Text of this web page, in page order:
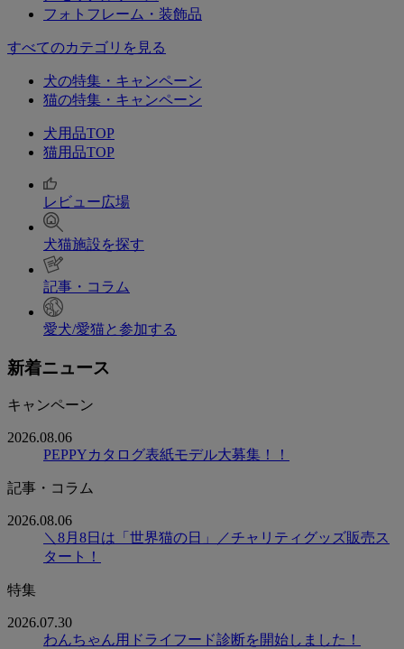
フォトフレーム・装飾品
すべてのカテゴリを見る
犬の特集・キャンペーン
猫の特集・キャンペーン
犬用品TOP
猫用品TOP
レビュー広場
犬猫施設を探す
記事・コラム
愛犬/愛猫と参加する
新着ニュース
キャンペーン
2026.08.06
PEPPYカタログ表紙モデル大募集！！
記事・コラム
2026.08.06
＼8月8日は「世界猫の日」／チャリティグッズ販売ス
タート！
特集
2026.07.30
わんちゃん用ドライフード診断を開始しました！